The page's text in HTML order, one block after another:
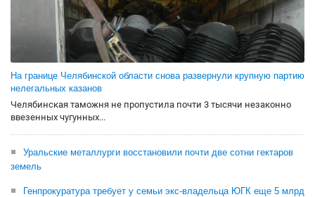
На границе Челябинской области снова развернули крупную партию
нелегальных казанов
Челябинская таможня не пропустила почти 3 тысячи незаконно
ввезенных чугунных...
Уральские металлурги восстановили почти две сотни гектаров
земель
Генпрокуратура требует у семьи экс-владельца ЮГК еще 5 млрд